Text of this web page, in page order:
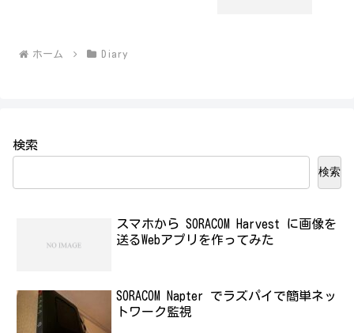
ホーム Diary
検索
検索
スマホから SORACOM Harvest に画像を
送るWebアプリを作ってみた
SORACOM Napter でラズパイで簡単ネッ
トワーク監視